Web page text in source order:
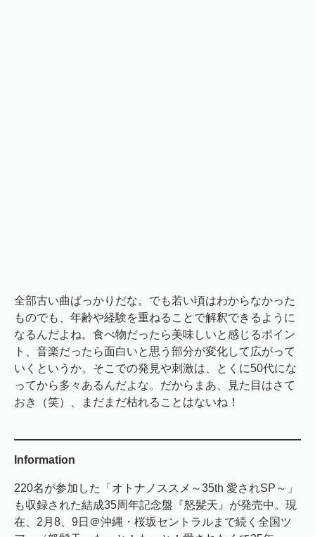
全部古い曲ばっかりだな。でも若い頃はわからなかった
ものでも、年齢や経験を重ねることで解釈できるように
なるんだよね。食べ物だったら美味しいと感じるポイン
ト、音楽だったら面白いと思う部分が変化して広がって
いくというか。そこでの発見や刺激は、とくに50代にな
ってから多々あるんだよな。だからまあ、見た目はさて
おき（笑）、まだまだ枯れることはないね！
Information
220名が参加した「オトナノススメ～35th 愛されSP～」
も収録された結成35周年記念盤『怒髪天』が発売中。現
在、2月8、9日＠沖縄・桜坂セントラルまで続く全国ツ